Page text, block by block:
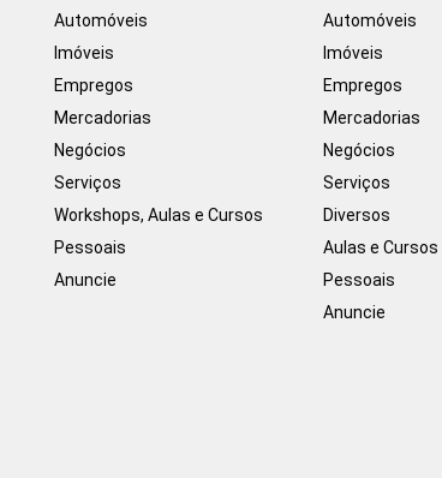
Automóveis
Imóveis
Empregos
Mercadorias
Negócios
Serviços
Workshops, Aulas e Cursos
Pessoais
Anuncie
Automóveis
Imóveis
Empregos
Mercadorias
Negócios
Serviços
Diversos
Aulas e Cursos
Pessoais
Anuncie